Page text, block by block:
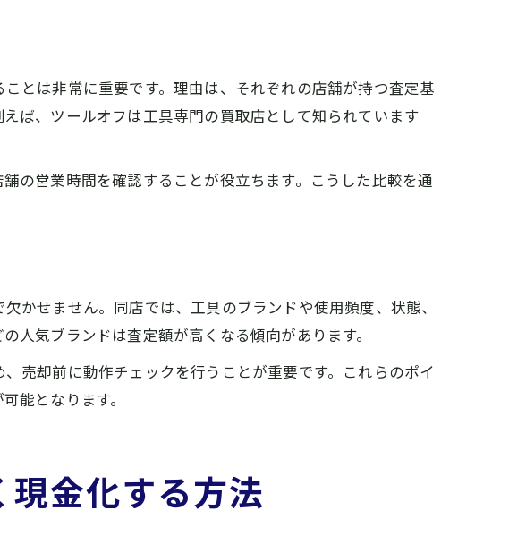
大吉の強み
く売却を実現
吉の比較方法
めのタイミング
とは非常に重要です。理由は、それぞれの店舗が持つ査定基
ば、ツールオフは工具専門の買取店として知られています
の営業時間を確認することが役立ちます。こうした比較を通
かせません。同店では、工具のブランドや使用頻度、状態、
人気ブランドは査定額が高くなる傾向があります。
売却前に動作チェックを行うことが重要です。これらのポイ
能となります。
金化する方法